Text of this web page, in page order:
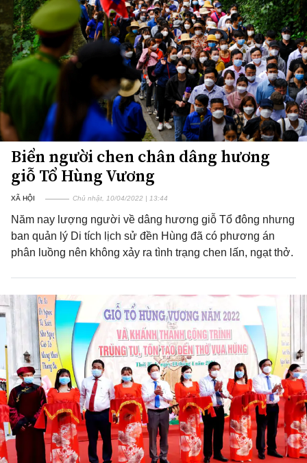
Biển người chen chân dâng hương
giỗ Tổ Hùng Vương
XÃ HỘI Chủ nhật, 10/04/2022 | 13:44
Năm nay lượng người về dâng hương giỗ Tổ đông nhưng
ban quản lý Di tích lịch sử đền Hùng đã có phương án
phân luồng nên không xảy ra tình trạng chen lấn, ngạt thở.